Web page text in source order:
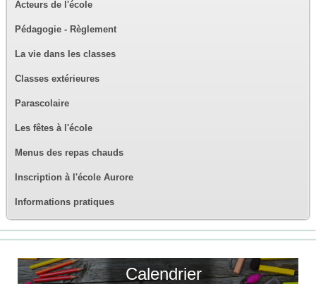
Acteurs de l'école
Pédagogie - Règlement
La vie dans les classes
Classes extérieures
Parascolaire
Les fêtes à l'école
Menus des repas chauds
Inscription à l'école Aurore
Informations pratiques
Calendrier